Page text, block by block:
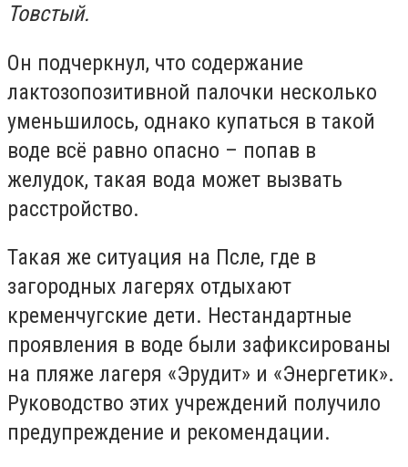
Товстый.
Он подчеркнул, что содержание
лактозопозитивной палочки несколько
уменьшилось, однако купаться в такой
воде всё равно опасно – попав в
желудок, такая вода может вызвать
расстройство.
Такая же ситуация на Псле, где в
загородных лагерях отдыхают
кременчугские дети. Нестандартные
проявления в воде были зафиксированы
на пляже лагеря «Эрудит» и «Энергетик».
Руководство этих учреждений получило
предупреждение и рекомендации.